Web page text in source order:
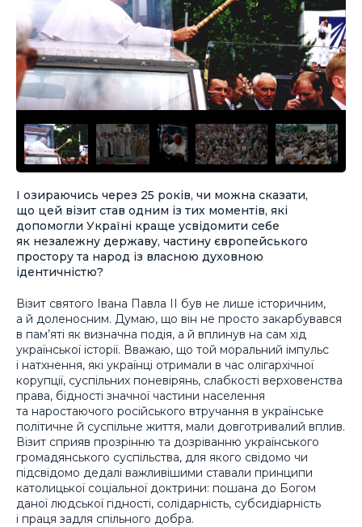
І озираючись через 25 років, чи можна сказати,
що цей візит став одним із тих моментів, які
допомогли Україні краще усвідомити себе
як незалежну державу, частину європейського
простору та народ із власною духовною
ідентичністю?
Візит святого Івана Павла ІІ був не лише історичним,
а й доленосним. Думаю, що він не просто закарбувався
в пам’яті як визначна подія, а й вплинув на сам хід
української історії. Вважаю, що той моральний імпульс
і натхнення, які українці отримали в час олігархічної
корупції, суспільних поневірянь, слабкості верховенства
права, бідності значної частини населення
та наростаючого російського втручання в українське
політичне й суспільне життя, мали довготривалий вплив.
Візит сприяв прозрінню та дозріванню українського
громадянського суспільства, для якого свідомо чи
підсвідомо дедалі важливішими ставали принципи
католицької соціальної доктрини: пошана до Богом
даної людської гідності, солідарність, субсидіарність
і праця задля спільного добра.